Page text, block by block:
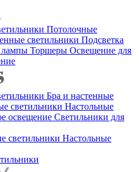
Потолочные
светильники Подсветка
лампы Торшеры Освещение для
Бра и настенные
светильники Настольные
освещение Светильники для
светильники Настольные